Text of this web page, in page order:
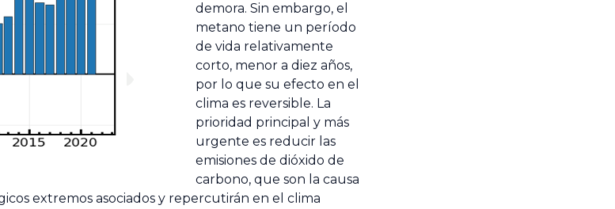
demora. Sin embargo, el
metano tiene un período
de vida relativamente
corto, menor a diez años,
por lo que su efecto en el
clima es reversible. La
prioridad principal y más
urgente es reducir las
emisiones de dióxido de
carbono, que son la causa
extremos asociados y repercutirán en el clima